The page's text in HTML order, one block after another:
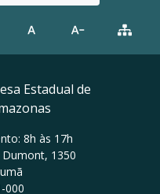
Estadual de
8h às 17h
Dumont, 1350
000